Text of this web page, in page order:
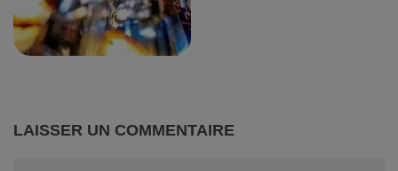
LAISSER UN COMMENTAIRE